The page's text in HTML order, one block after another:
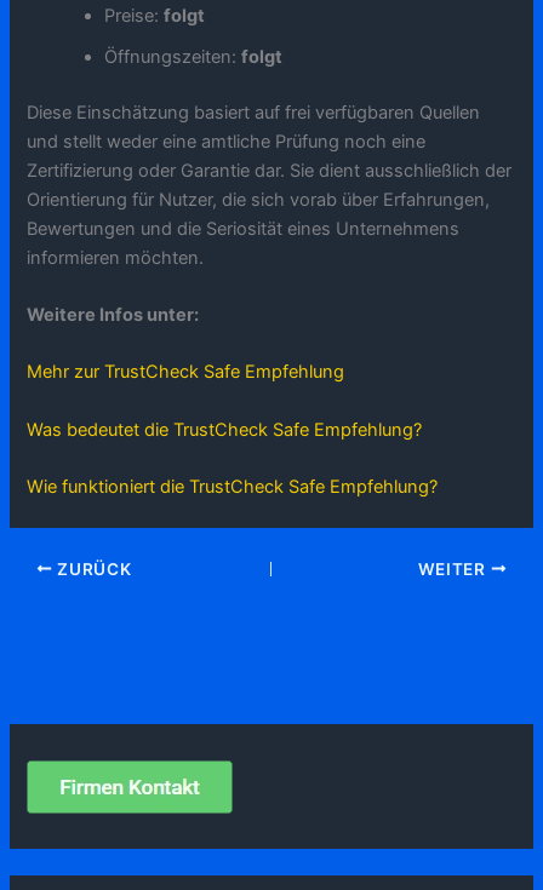
Preise:folgt
Öffnungszeiten:folgt
Diese Einschätzung basiert auf frei verfügbaren Quellen
und stellt weder eine amtliche Prüfung noch eine
Zertifizierung oder Garantie dar. Sie dient ausschließlich der
Orientierung für Nutzer, die sich vorab über Erfahrungen,
Bewertungen und die Seriosität eines Unternehmens
informieren möchten.
Weitere Infos unter:
Mehr zur TrustCheck Safe Empfehlung
Was bedeutet die TrustCheck Safe Empfehlung?
Wie funktioniert die TrustCheck Safe Empfehlung?
ZURÜCK WEITER